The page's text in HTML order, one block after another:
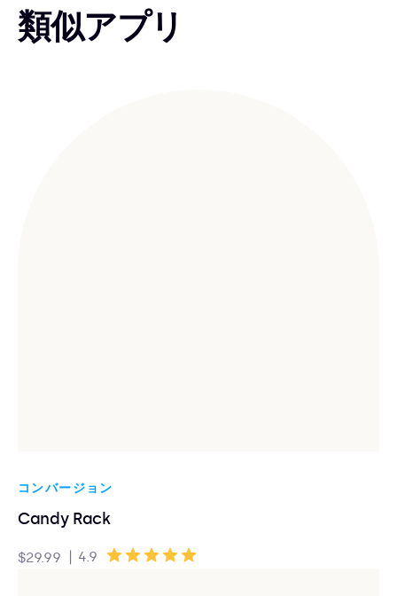
類似アプリ
コンバージョン
Candy Rack
$29.99 | 4.9